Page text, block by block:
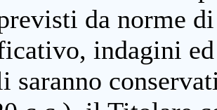
da norme
indagini
saranno